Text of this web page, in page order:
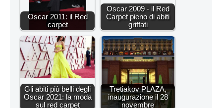
Oscar 2011: il Red
carpet
Oscar 2009 - il Red
Carpet pieno di abiti
griffati
Gli abiti più belli degli
Oscar 2021: la moda
sul red carpet
Tretiakov PLAZA,
inaugurazione il 28
novembre